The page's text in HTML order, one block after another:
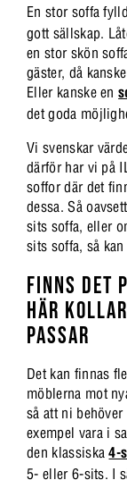
En stor soffa
gott sällskap.
en stor skön
gäster, då
Eller kanske en
det goda
Vi svenskar
därför har vi på
soffor där det
dessa. Så
sits soffa, eller
sits soffa, så
FINNS DET
HÄR
PASSAR
Det kan finnas
möblerna mot
så att ni
exempel vara i
den klassiska4-
5- eller 6-sits. I